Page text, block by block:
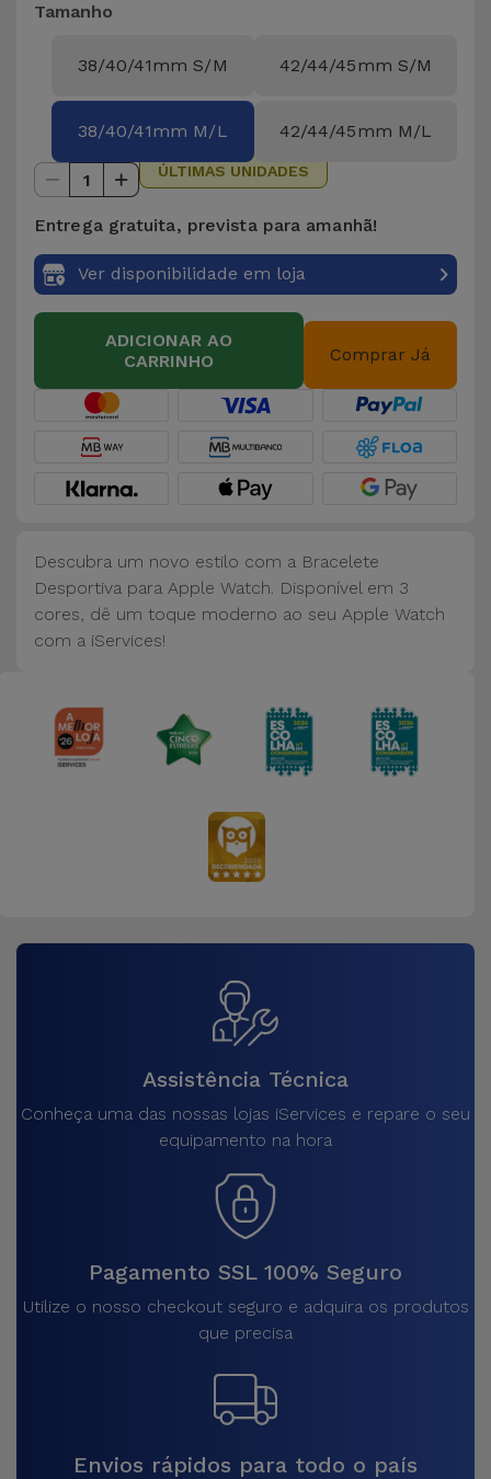
Tamanho
38/40/41mm S/M 42/44/45mm S/M
38/40/41mm M/L 42/44/45mm M/L
1 ÚLTIMAS UNIDADES
Entrega gratuita, prevista para amanhã!
Ver disponibilidade em loja
ADICIONAR AO
CARRINHO
Comprar Já
Descubra um novo estilo com a Bracelete
Desportiva para Apple Watch. Disponível em 3
cores, dê um toque moderno ao seu Apple Watch
com a iServices!
Assistência Técnica
Conheça uma das nossas lojas iServices e repare o seu
equipamento na hora
Pagamento SSL 100% Seguro
Utilize o nosso checkout seguro e adquira os produtos
que precisa
Envios rápidos para todo o país